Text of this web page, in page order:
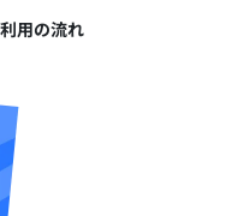
用の流れ